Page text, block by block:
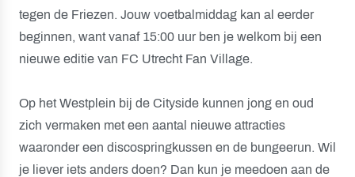
tegen de Friezen. Jouw voetbalmiddag kan al eerder
beginnen, want vanaf 15:00 uur ben je welkom bij een
nieuwe editie van FC Utrecht Fan Village.
Op het Westplein bij de Cityside kunnen jong en oud
zich vermaken met een aantal nieuwe attracties
waaronder een discospringkussen en de bungeerun. Wil
je liever iets anders doen? Dan kun je meedoen aan de